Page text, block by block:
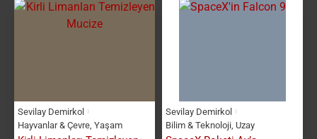
Sevilay Demirkol
Hayvanlar & Çevre Yaşam
Sevilay Demirkol
Bilim & Teknoloji Uzay